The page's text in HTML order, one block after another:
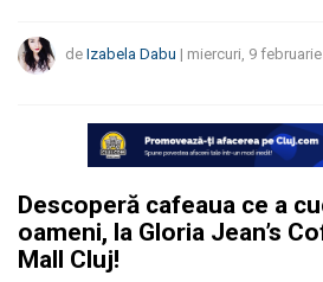
de Izabela Dabu | miercuri, 9
Descoperă cafeaua ce a
oameni, la Gloria Jean’s
Mall Cluj!